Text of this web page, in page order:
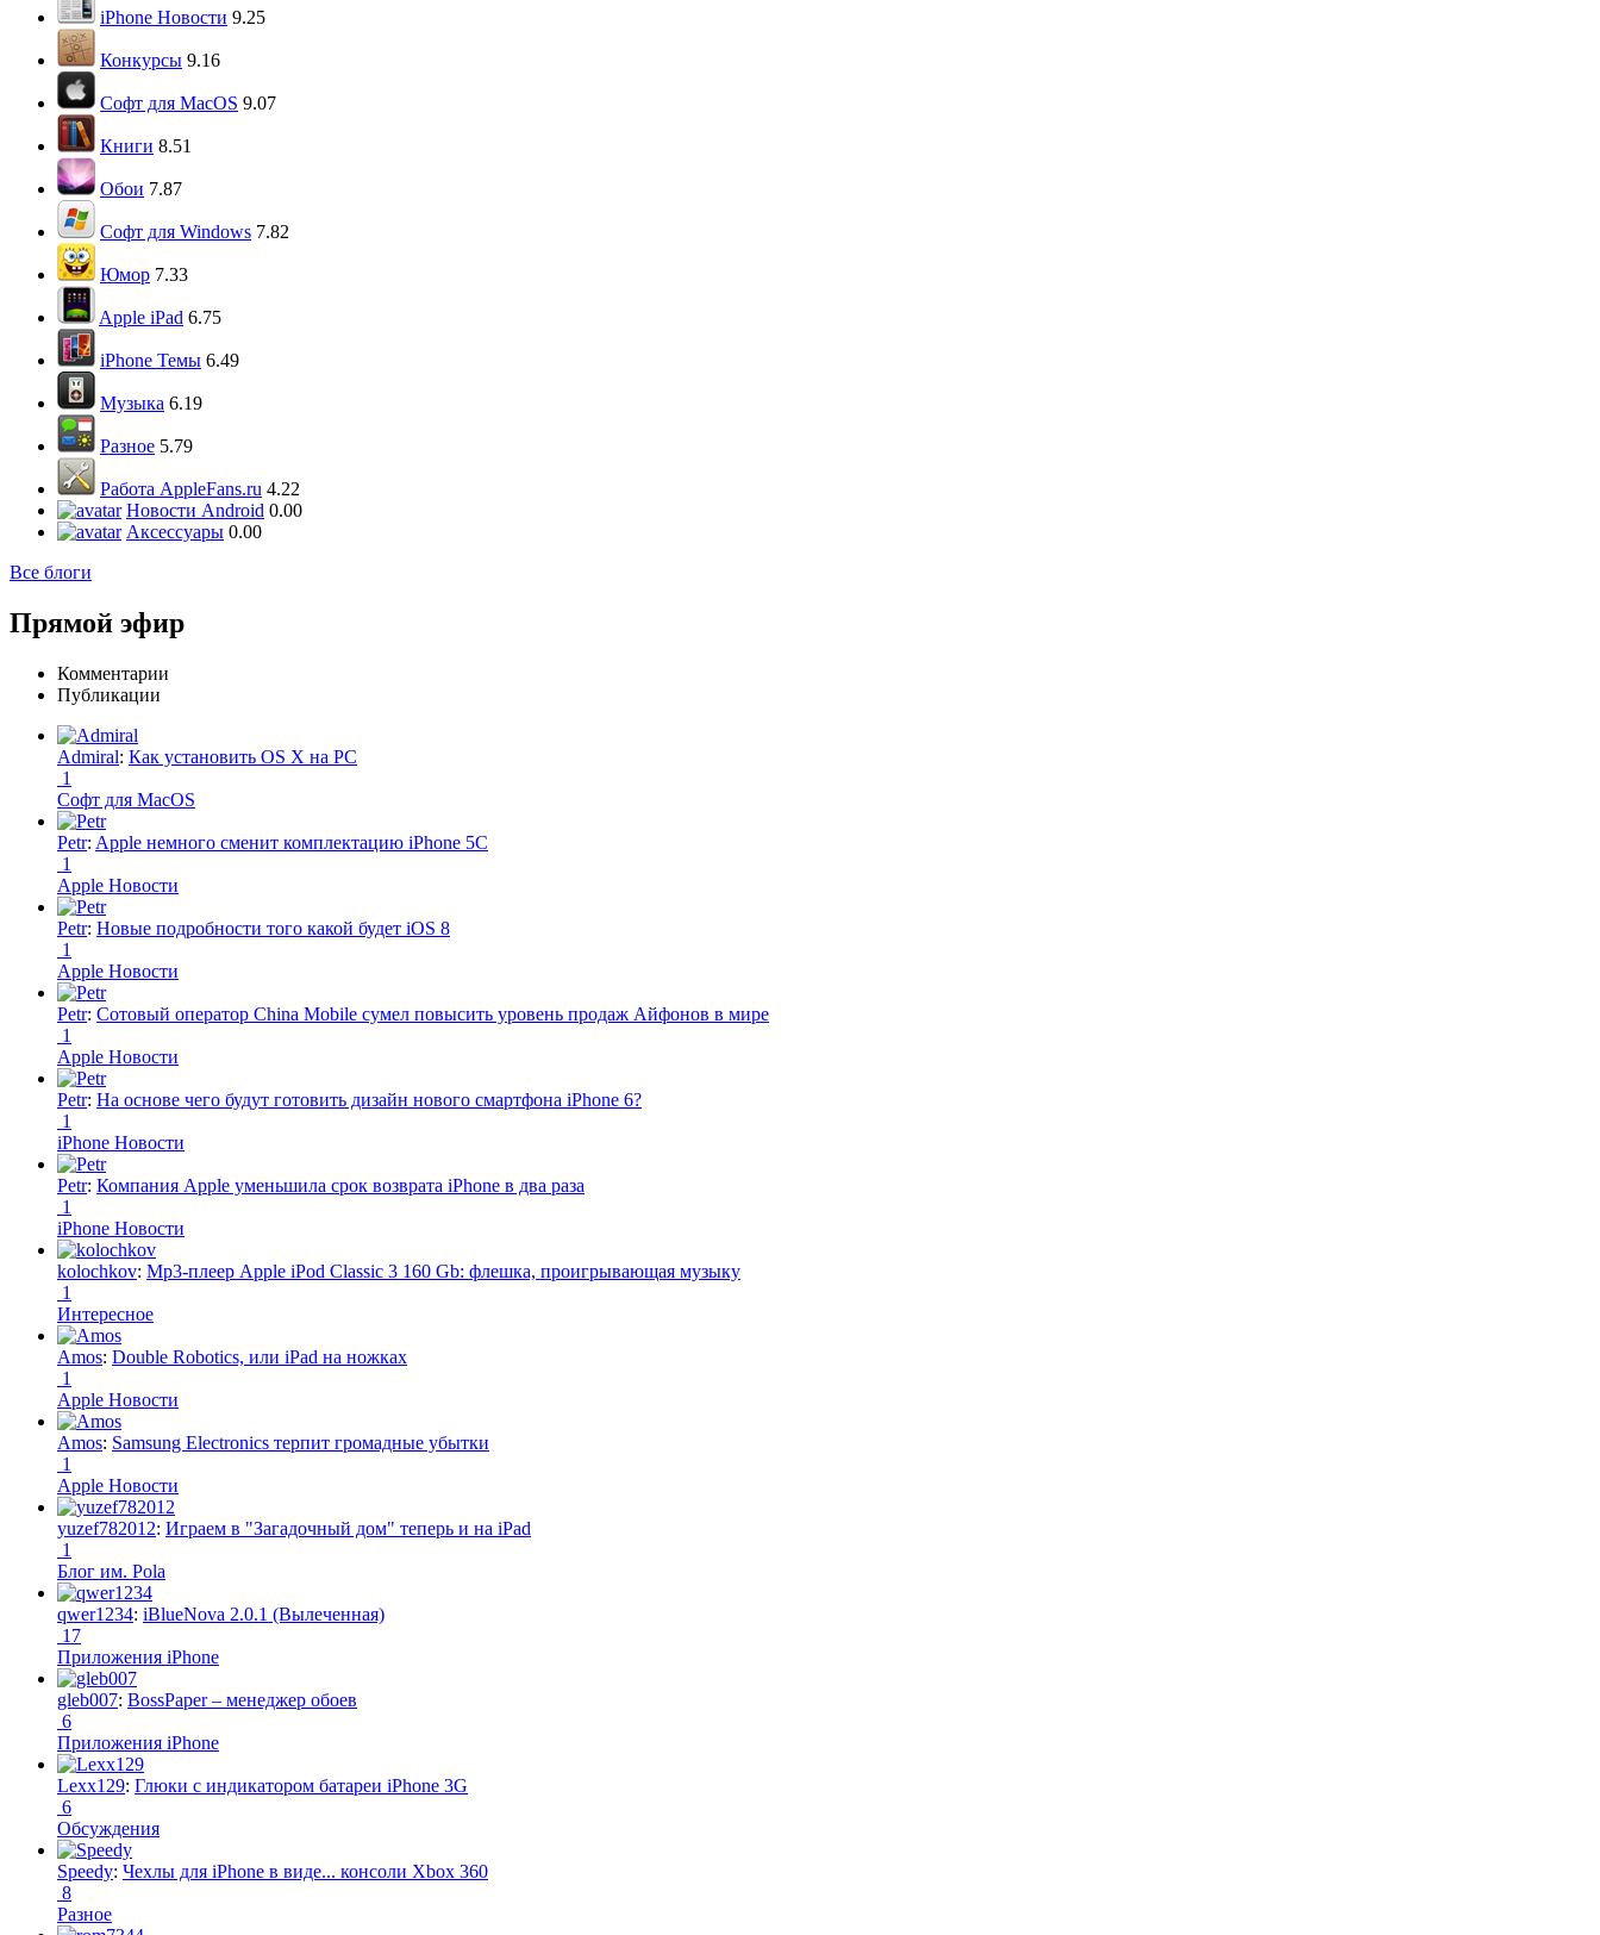
iPhone Новости 9.25
Конкурсы 9.16
Софт для MacOS 9.07
Книги 8.51
Обои 7.87
Софт для Windows 7.82
Юмор 7.33
Apple iPad 6.75
iPhone Темы 6.49
Музыка 6.19
Разное 5.79
Работа AppleFans.ru 4.22
Новости Android 0.00
Аксессуары 0.00
Все блоги
Прямой эфир
Комментарии
Публикации
Admiral: Как установить OS X на PC
1
Софт для MacOS
Petr: Apple немного сменит комплектацию iPhone 5C
1
Apple Новости
Petr: Новые подробности того какой будет iOS 8
1
Apple Новости
Petr: Сотовый оператор China Mobile сумел повысить уровень продаж Айфонов в мире
1
Apple Новости
Petr: На основе чего будут готовить дизайн нового смартфона iPhone 6?
1
iPhone Новости
Petr: Компания Apple уменьшила срок возврата iPhone в два раза
1
iPhone Новости
kolochkov: Mp3-плеер Apple iPod Classic 3 160 Gb: флешка, проигрывающая музыку
1
Интересное
Amos: Double Robotics, или iPad на ножках
1
Apple Новости
Amos: Samsung Electronics терпит громадные убытки
1
Apple Новости
yuzef782012: Играем в "Загадочный дом" теперь и на iPad
1
Блог им. Pola
qwer1234: iBlueNova 2.0.1 (Вылеченная)
17
Приложения iPhone
gleb007: BossPaper – менеджер обоев
6
Приложения iPhone
Lexx129: Глюки с индикатором батареи iPhone 3G
6
Обсуждения
Speedy: Чехлы для iPhone в виде... консоли Xbox 360
8
Разное